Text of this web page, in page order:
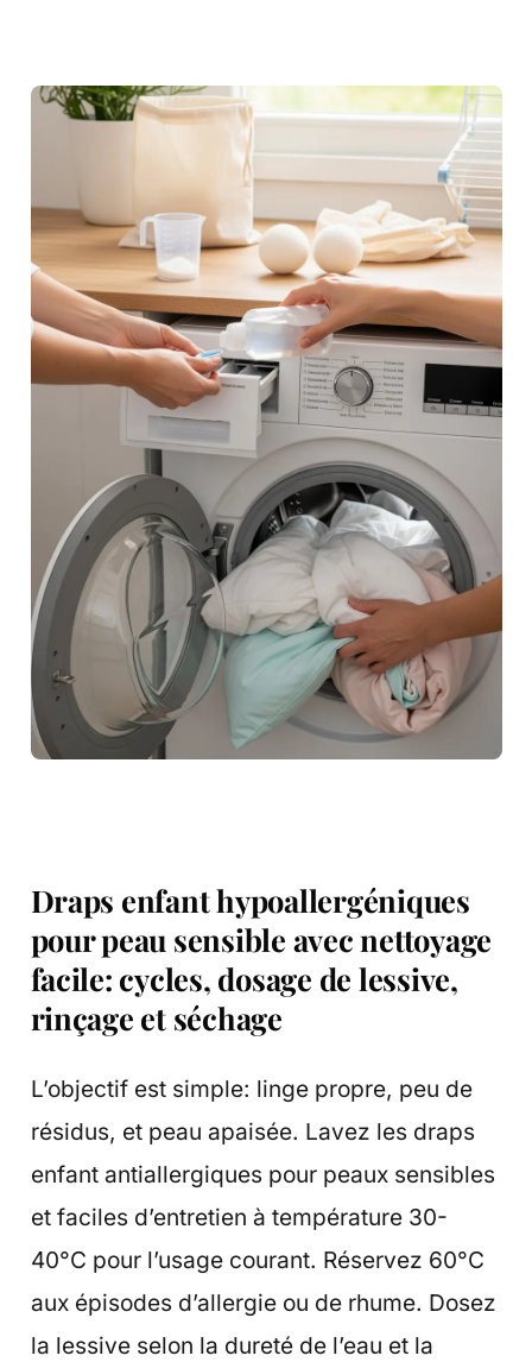
Draps enfant hypoallergéniques
pour peau sensible avec nettoyage
facile: cycles, dosage de lessive,
rinçage et séchage
L’objectif est simple: linge propre, peu de
résidus, et peau apaisée. Lavez les draps
enfant antiallergiques pour peaux sensibles
et faciles d’entretien à température 30-
40°C pour l’usage courant. Réservez 60°C
aux épisodes d’allergie ou de rhume. Dosez
la lessive selon la dureté de l’eau et la